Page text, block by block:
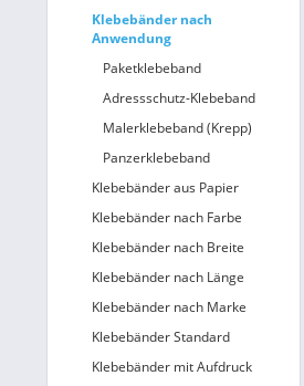
SALE %
Klebebänder nach
Anwendung
Paketklebeband
Adressschutz-Klebeband
Malerklebeband (Krepp)
Panzerklebeband
Klebebänder aus Papier
Klebebänder nach Farbe
Klebebänder nach Breite
Klebebänder nach Länge
Klebebänder nach Marke
Klebebänder Standard
Klebebänder mit Aufdruck